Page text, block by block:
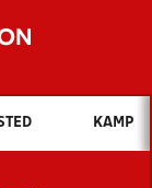
du søge efter?
NYHEDER
KAMP